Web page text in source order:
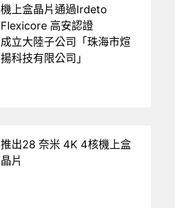
機上盒晶片通過Irdeto
Flexicore 高安認證
成立大陸子公司「珠海市煊
揚科技有限公司」
推出28 奈米 4K 4核機上盒
晶片